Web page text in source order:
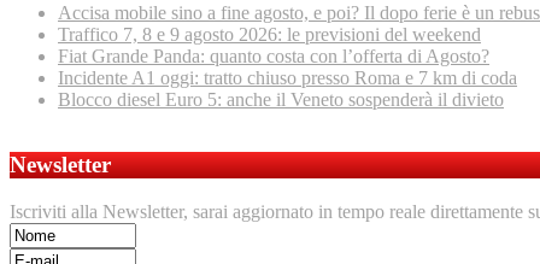
Accisa mobile sino a fine agosto, e poi? Il dopo ferie è un rebus
Traffico 7, 8 e 9 agosto 2026: le previsioni del weekend
Fiat Grande Panda: quanto costa con l’offerta di Agosto?
Incidente A1 oggi: tratto chiuso presso Roma e 7 km di coda
Blocco diesel Euro 5: anche il Veneto sospenderà il divieto
Newsletter
Iscriviti alla Newsletter, sarai aggiornato in tempo reale direttamente